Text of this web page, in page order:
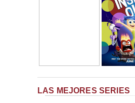
LAS MEJORES SERIES